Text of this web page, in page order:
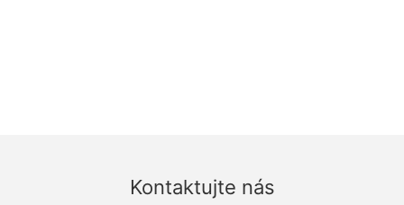
Kontaktujte nás